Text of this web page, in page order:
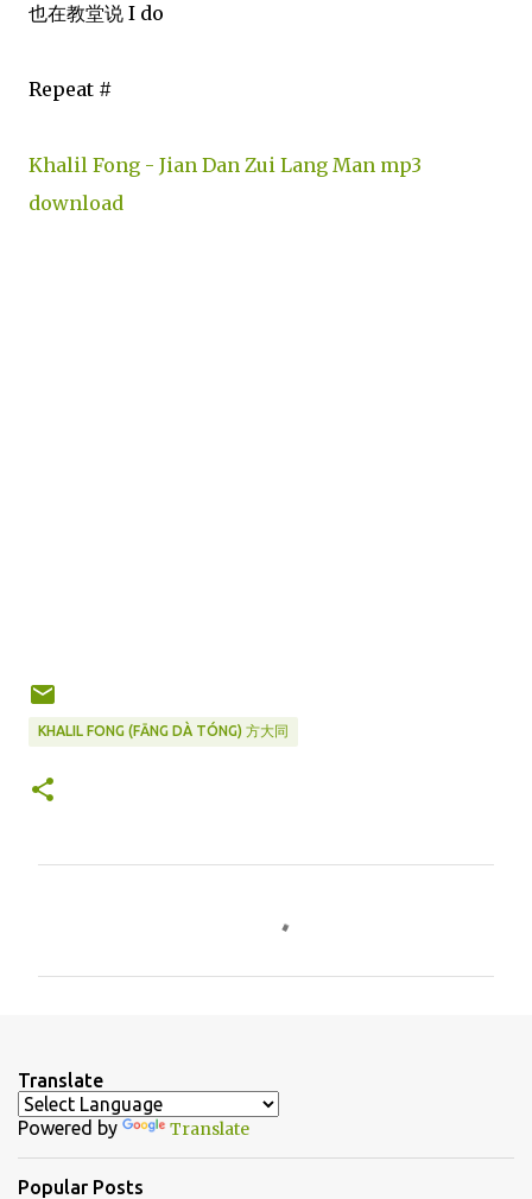
也在教堂说 I do
Repeat #
Khalil Fong - Jian Dan Zui Lang Man mp3
download
KHALIL FONG (FĀNG DÀ TÓNG) 方大同
t
s
Translate
Powered by Translate
Popular Posts